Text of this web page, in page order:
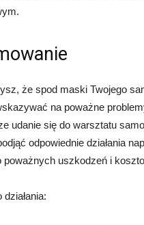
że spod maski Twojego
na poważne
udanie się do warsztatu
odpowiednie działania
poważnych uszkodzeń i